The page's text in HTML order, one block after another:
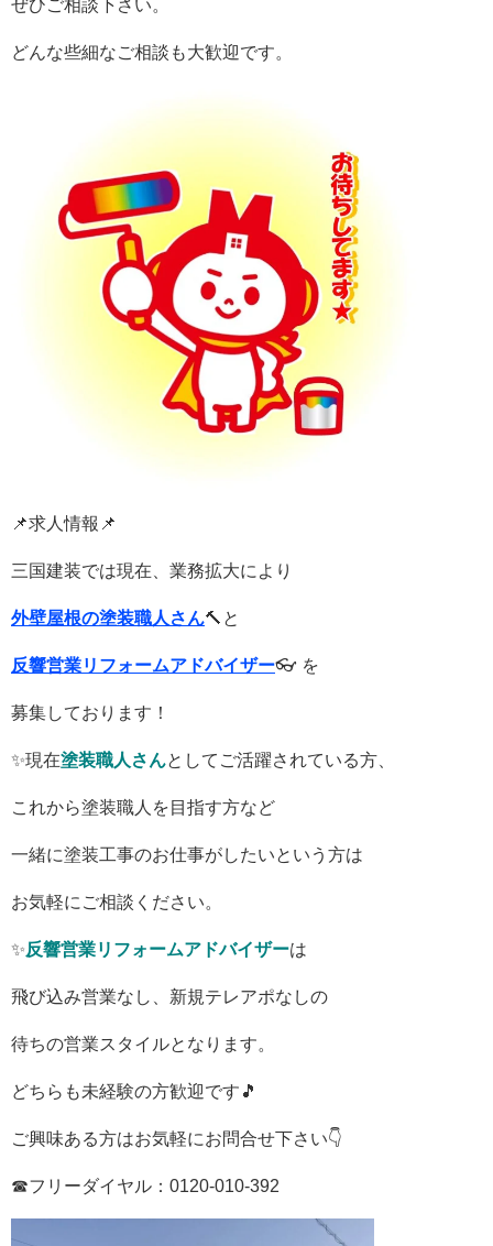
ぜひご相談下さい。
どんな些細なご相談も大歓迎です。
📌求人情報📌
三国建装では現在、業務拡大により
外壁屋根の塗装職人さん🔨と
反響営業リフォームアドバイザー👓 を
募集しております！
✨現在塗装職人さんとしてご活躍されている方、
これから塗装職人を目指す方など
一緒に塗装工事のお仕事がしたいという方は
お気軽にご相談ください。
✨反響営業リフォームアドバイザーは
飛び込み営業なし、新規テレアポなしの
待ちの営業スタイルとなります。
どちらも未経験の方歓迎です🎵
ご興味ある方はお気軽にお問合せ下さい👇
☎フリーダイヤル： 0120-010-392